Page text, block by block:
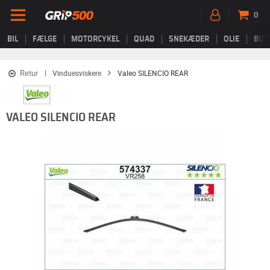
BIL FÆLGE MOTORCYKEL QUAD SNEKÆDER OLIE
0
Retur Vinduesviskere Valeo SILENCIO REAR
VALEO SILENCIO REAR